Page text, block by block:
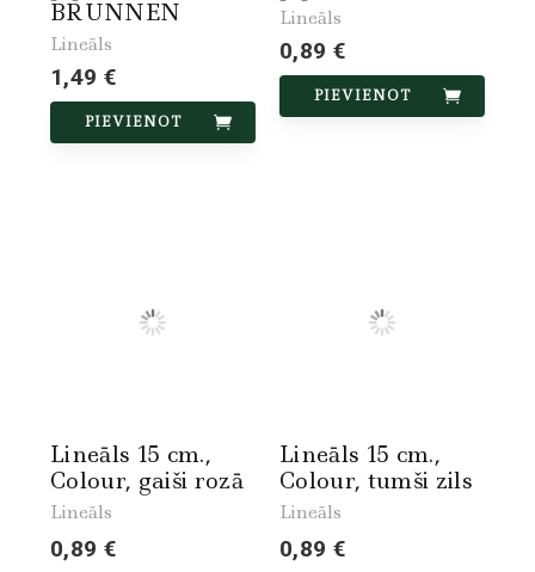
BRUNNEN
Lineāls
1,49 €
PIEVIENOT
Lineāls
0,89 €
PIEVIENOT
Lineāls 15 cm.,
Colour, gaiši rozā
Lineāls
0,89 €
Lineāls 15 cm.,
Colour, tumši zils
Lineāls
0,89 €